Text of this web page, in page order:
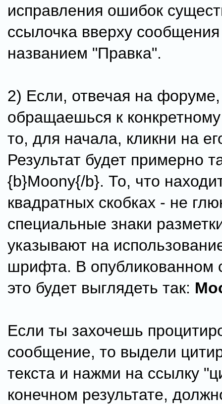
исправления ошибок
ссылочка вверху
названием "Правка".
2) Если, отвечая на
обращаешься к конкретному
то, для начала, кликни на
Результат будет примерно
{b}Moony{/b}. То, что
квадратных скобках - не
специальные знаки
указывают на
шрифта. В опубликованном
это будет выглядеть так:
Если ты захочешь
сообщение, то выдели
текста и нажми на ссылку
конечном результате,